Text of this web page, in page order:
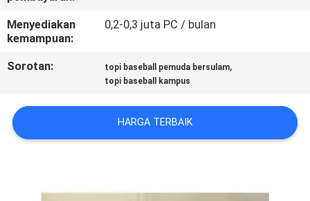
KASUS
POLICY
Menyediakan
kemampuan:
0,2-0,3 juta PC / bulan
Sorotan: topi baseball pemuda bersulam,
topi baseball kampus
HARGA TERBAIK